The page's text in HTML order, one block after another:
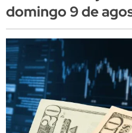
domingo 9 de